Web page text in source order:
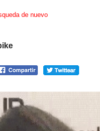
de nuevo